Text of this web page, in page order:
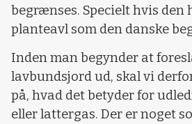
begrænses. Specielt hvis den
planteavl som den danske
Inden man begynder at
lavbundsjord ud, skal vi
på, hvad det betyder for
eller lattergas. Der er noget